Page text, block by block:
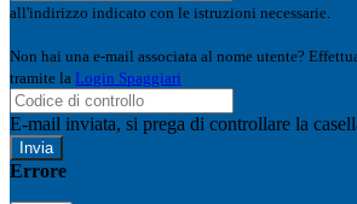
all'indirizzo indicato con le istruzioni necessarie.
Non hai una e-mail associata al nome utente?
tramite la Login Spaggiari
E-mail inviata, si prega di controllare la
Errore